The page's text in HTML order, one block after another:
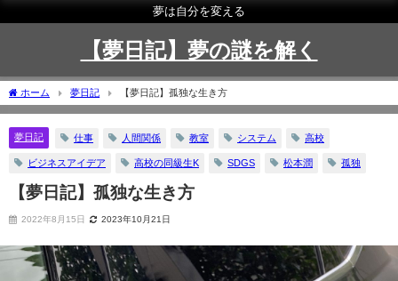
夢は自分を変える
【夢日記】夢の謎を解く
ホーム 夢日記 【夢日記】孤独な生き方
夢日記 仕事 人間関係 教室 システム 高校
ビジネスアイデア 高校の同級生K SDGS 松本潤 孤独
【夢日記】孤独な生き方
2022年8月15日 2023年10月21日